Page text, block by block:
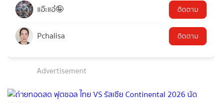
แอ๊ะแอ๋🤪 ติดตาม
Pchalisa ติดตาม
Advertisement